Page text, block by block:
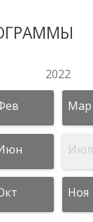
2022
Мар
Июл
Ноя